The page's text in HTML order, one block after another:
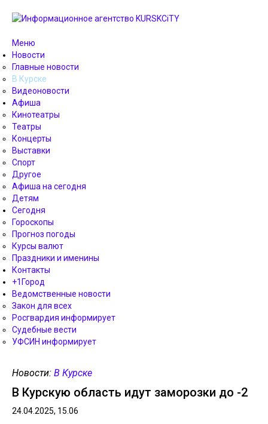
Меню
Новости
Главные новости
В Курске
Видеоновости
Афиша
Кинотеатры
Театры
Концерты
Выставки
Спорт
Другое
Афиша на сегодня
Детям
Сегодня
Гороскопы
Прогноз погоды
Курсы валют
Праздники и именины
Контакты
+1Город
Ведомственные новости
Закон для всех
Росгвардия информирует
Судебные вести
УФСИН информирует
Новости: В Курске
В Курскую область идут заморозки до -2
24.04.2025, 15.06